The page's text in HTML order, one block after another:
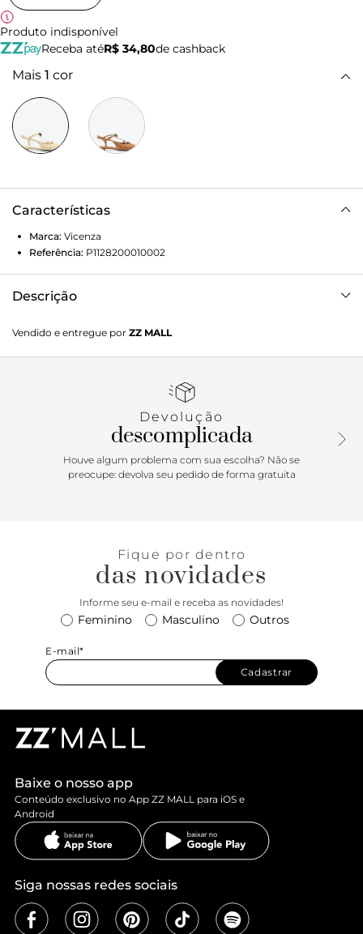
Produto indisponível
Receba atéR$ 34,80de cashback
Mais 1 cor
Características
Marca: Vicenza
Referência: P1128200010002
Descrição
entre conforto e elegância. Com recortes delicados e
adorno metalizado, o modelo ganha um toque moderno,
uma peça que una estilo e praticidade nesta temporada.
Vendido e entregue por ZZ MALL
Devolução
descomplicada
Houve algum problema com sua escolha? Não se
preocupe: devolva seu pedido de forma gratuita
Fique por dentro
das novidades
Informe seu e-mail e receba as novidades!
Feminino Masculino Outros
E-mail*
Cadastrar
Baixe o nosso app
Conteúdo exclusivo no App ZZ MALL para iOS e
Android
Siga nossas redes sociais